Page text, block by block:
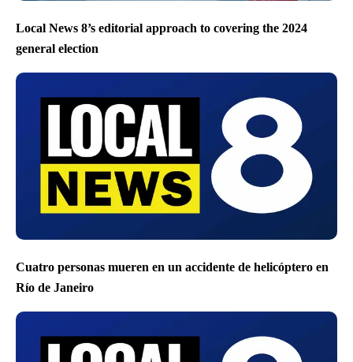
Local News 8’s editorial approach to covering the 2024
general election
Cuatro personas mueren en un accidente de helicóptero en
Río de Janeiro